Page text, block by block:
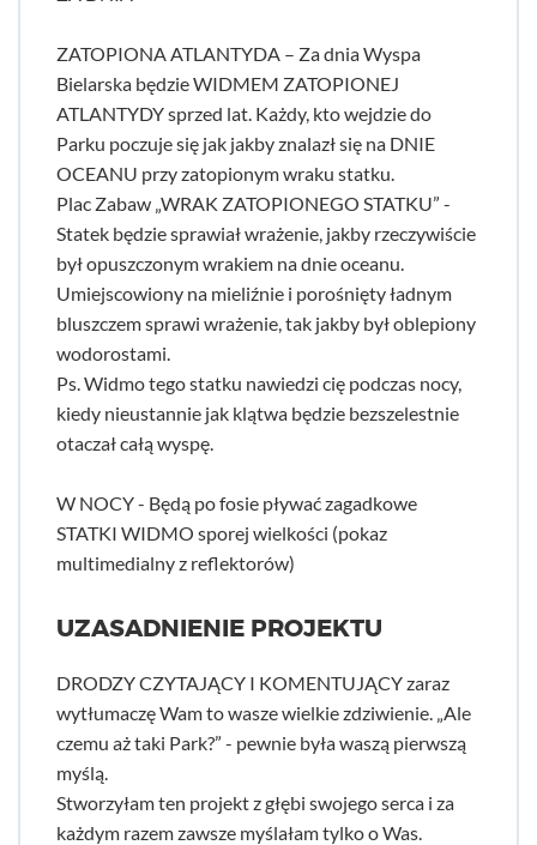
ZATOPIONA ATLANTYDA – Za dnia Wyspa
Bielarska będzie WIDMEM ZATOPIONEJ
ATLANTYDY sprzed lat. Każdy, kto wejdzie do
Parku poczuje się jak jakby znalazł się na DNIE
OCEANU przy zatopionym wraku statku.
Plac Zabaw „WRAK ZATOPIONEGO STATKU” -
Statek będzie sprawiał wrażenie, jakby rzeczywiście
był opuszczonym wrakiem na dnie oceanu.
Umiejscowiony na mieliźnie i porośnięty ładnym
bluszczem sprawi wrażenie, tak jakby był oblepiony
wodorostami.
Ps. Widmo tego statku nawiedzi cię podczas nocy,
kiedy nieustannie jak klątwa będzie bezszelestnie
otaczał całą wyspę.
W NOCY - Będą po fosie pływać zagadkowe
STATKI WIDMO sporej wielkości (pokaz
multimedialny z reflektorów)
UZASADNIENIE PROJEKTU
DRODZY CZYTAJĄCY I KOMENTUJĄCY zaraz
wytłumaczę Wam to wasze wielkie zdziwienie. „Ale
czemu aż taki Park?” - pewnie była waszą pierwszą
myślą.
Stworzyłam ten projekt z głębi swojego serca i za
każdym razem zawsze myślałam tylko o Was.